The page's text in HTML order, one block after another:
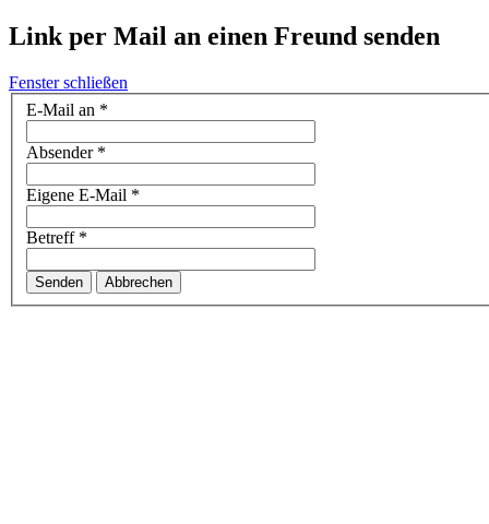
Link per Mail an einen Freund senden
Fenster schließen
E-Mail an *
Absender*
Eigene E-Mail *
Betreff*
Senden Abbrechen